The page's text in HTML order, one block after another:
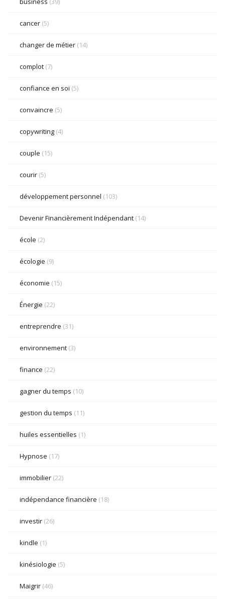
cancer (5)
changer de métier (14)
complot (7)
confiance en soi (5)
convaincre (5)
copywriting (4)
couple (15)
courir (5)
développement personnel (103)
Devenir Financièrement Indépendant (14)
école (2)
écologie (9)
économie (15)
Énergie (22)
entreprendre (31)
environnement (3)
finance (22)
gagner du temps (10)
gestion du temps (11)
huiles essentielles (1)
Hypnose (17)
immobilier (22)
indépendance financière (18)
investir (26)
kindle (1)
kinésiologie (5)
Maigrir (46)